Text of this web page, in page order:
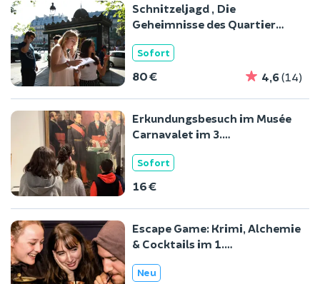
Schnitzeljagd „Die
Geheimnisse des Quartier
von Paris
Sofort
80 € 4,6(14)
Erkundungsbesuch im Musée
Carnavalet im 3.
Sofort
16 €
Escape Game: Krimi, Alchemie
& Cocktails im 1.
Neu